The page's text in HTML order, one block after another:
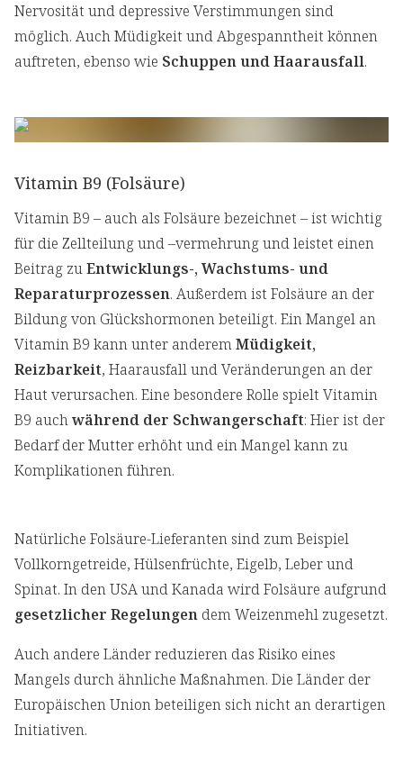
Nervosität und depressive Verstimmungen sind
möglich. Auch Müdigkeit und Abgespanntheit können
auftreten, ebenso wie Schuppen und Haarausfall.
Vitamin B9 (Folsäure)
Vitamin B9 – auch als Folsäure bezeichnet – ist wichtig
für die Zellteilung und –vermehrung und leistet einen
Beitrag zuEntwicklungs-, Wachstums- und
Reparaturprozessen. Außerdem ist Folsäure an der
Bildung von Glückshormonen beteiligt. Ein Mangel an
Vitamin B9 kann unter anderemMüdigkeit,
Reizbarkeit, Haarausfall und Veränderungen an der
Haut verursachen. Eine besondere Rolle spielt Vitamin
B9 auchwährend der Schwangerschaft: Hier ist der
Bedarf der Mutter erhöht und ein Mangel kann zu
Komplikationen führen.
Natürliche Folsäure-Lieferanten sind zum Beispiel
Vollkorngetreide, Hülsenfrüchte, Eigelb, Leber und
Spinat. In den USA und Kanada wird Folsäure aufgrund
gesetzlicher Regelungen dem Weizenmehl zugesetzt.
Auch andere Länder reduzieren das Risiko eines
Mangels durch ähnliche Maßnahmen. Die Länder der
Europäischen Union beteiligen sich nicht an derartigen
Initiativen.